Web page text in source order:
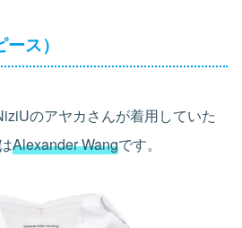
ス）
のアヤカさんが着用していた
Alexander Wangです。